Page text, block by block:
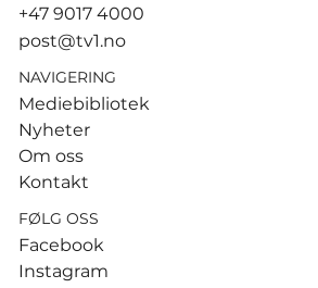
Hamburg
+47 9017 4000
post@tv1.no
NAVIGERING
Mediebibliotek
Nyheter
Om oss
Kontakt
FØLG OSS
Facebook
Instagram